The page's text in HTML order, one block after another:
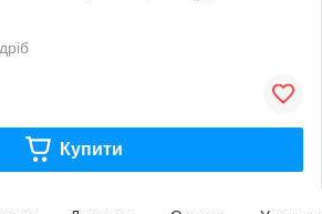
Купити